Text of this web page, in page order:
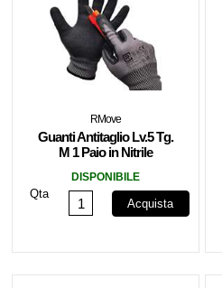
RMove
Guanti Antitaglio Lv.5 Tg.
M 1 Paio in Nitrile
DISPONIBILE
Qta
Acquista